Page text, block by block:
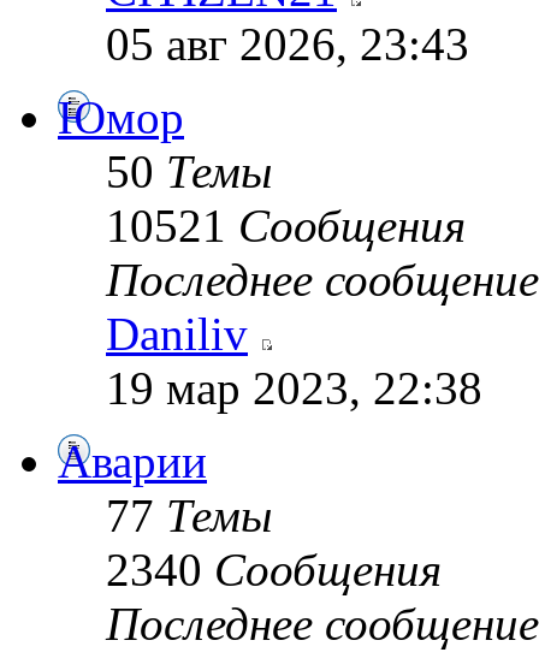
05 авг 2026, 23:43
Юмор
50 Темы
10521 Сообщения
Последнее сообщение
Daniliv
19 мар 2023, 22:38
Аварии
77 Темы
2340 Сообщения
Последнее сообщение